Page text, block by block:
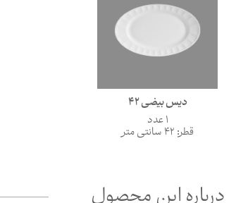
دیس بیضی 42
1 عدد
قطر: 42 سانتی متر